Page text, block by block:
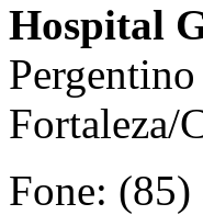
Hospital
Fortaleza/
Fone: